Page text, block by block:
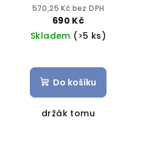
570,25 Kč bez DPH
690 Kč
Skladem (>5 ks)
Do košíku
držák tomu